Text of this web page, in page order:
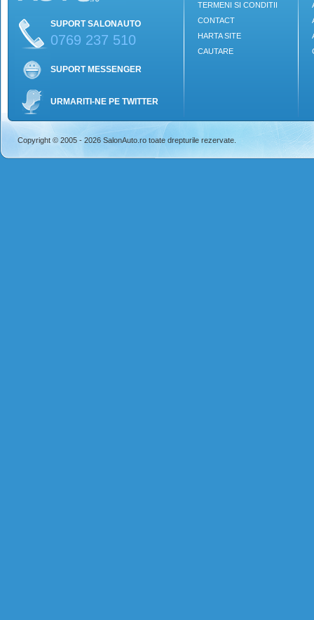
SUPORT SALONAUTO
0769 237 510
SUPORT MESSENGER
URMARITI-NE PE TWITTER
TERMENI SI CONDITII
CONTACT
HARTA SITE
CAUTARE
Copyright © 2005 - 2026 SalonAuto.ro toate drepturile rezervate.